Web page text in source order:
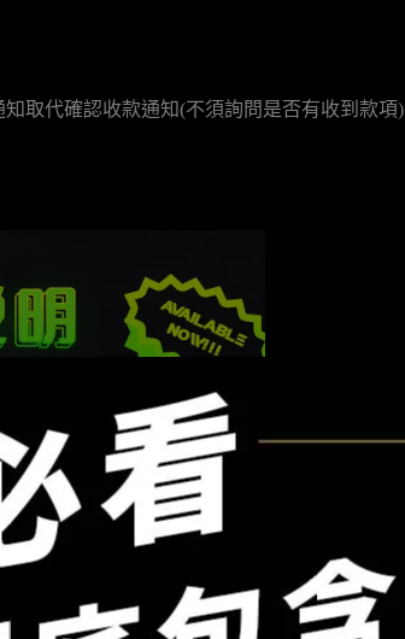
取代確認收款通知(不須詢問是否有收到款項)